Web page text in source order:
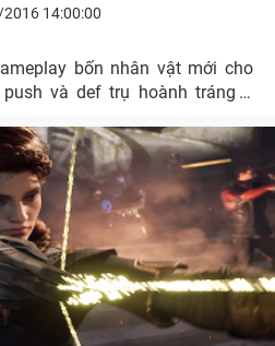
14:00:00
bốn nhân vật mới cho
và def trụ hoành tráng ở